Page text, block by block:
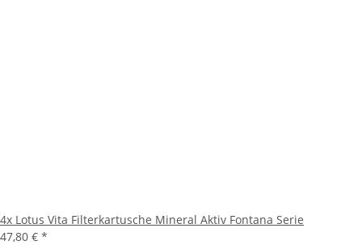
4x Lotus Vita Filterkartusche Mineral Aktiv Fontana Serie
47,80 € *